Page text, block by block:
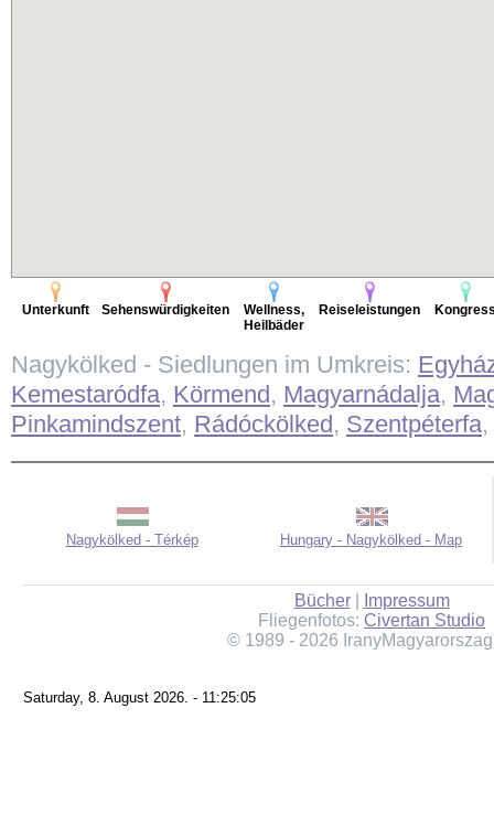
Unterkunft Sehenswürdigkeiten
Wellness,
Heilbäder
Reiseleistungen
Nagykölked - Siedlungen im Umkreis:
Kemestaródfa, Körmend, Magyarnádalja,
Pinkamindszent, Rádóckölked, Szentpéterfa,
Nagykölked - Térkép Hungary - Nagykölked - Map
Bücher|
Impressum
Fliegenfotos: Civertan Studio
© 1989 - 2026
Saturday, 8. August 2026. - 11:25:05